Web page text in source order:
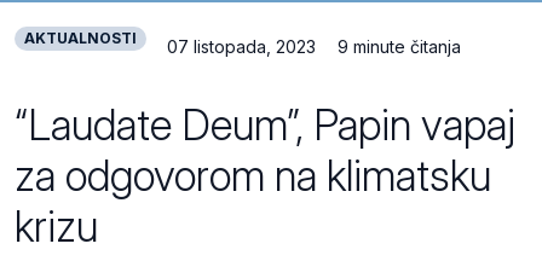
AKTUALNOSTI 07 listopada, 2023 9 minute čitanja
“Laudate Deum”, Papin vapaj
za odgovorom na klimatsku
krizu